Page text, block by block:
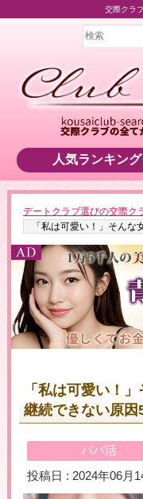
交際クラ
人気ランキング
デートクラブ選びの交際ク
「私は可愛い！」そん
＼業界最高
▶男性用公
＼初めての登録
「私は可愛い！
継続できない原因
パパ活
投稿日 : 2024年06月